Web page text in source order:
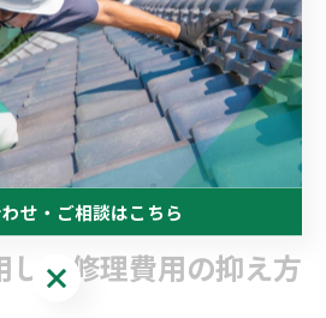
、築年数の経過した住宅では全
部分的な補修事例など多様な実
た最新の事例を知ることで、最
選択や火災保険活用のヒントを
した修理費用の抑え方
せ・ご相談はこちら
せ・ご相談はこちら